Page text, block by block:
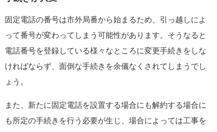
固定電話の番号は市外局番から始まるため、引っ越しによ
って番号が変わってしまう可能性があります。そうなると
電話番号を登録している様々なところに変更手続きをしな
ければならず、面倒な手続きを余儀なくされてしまうでし
ょう。
また、新たに固定電話を設置する場合にも解約する場合に
も所定の手続きを行う必要が生じ、場合によっては工事を